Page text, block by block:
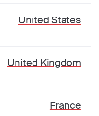
United States
United Kingdom
France